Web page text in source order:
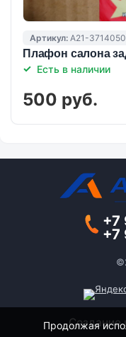
Артикул: A21-3714050
Плафон салона
Есть в наличии
500 руб.
+7
+7
Создание
Продолжая